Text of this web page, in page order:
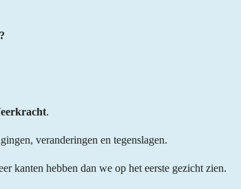
.
veranderingen en tegenslagen.
kanten hebben dan we op het eerste gezicht zien.